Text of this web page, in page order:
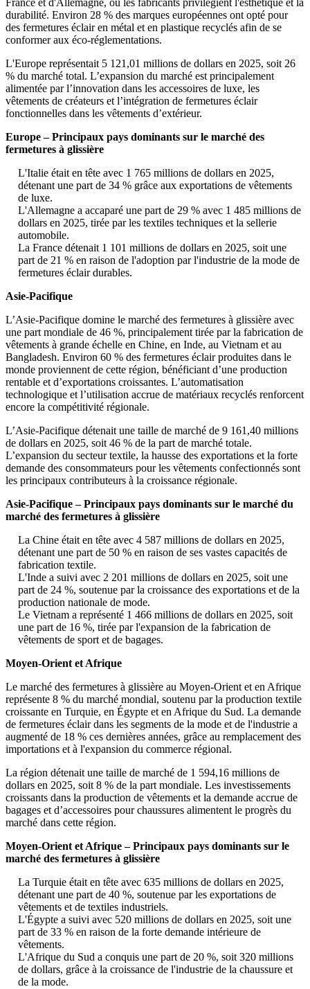
France et d'Allemagne, où les fabricants privilégient l'esthétique et la
durabilité. Environ 28 % des marques européennes ont opté pour
des fermetures éclair en métal et en plastique recyclés afin de se
conformer aux éco-réglementations.
L'Europe représentait 5 121,01 millions de dollars en 2025, soit 26
% du marché total. L’expansion du marché est principalement
alimentée par l’innovation dans les accessoires de luxe, les
vêtements de créateurs et l’intégration de fermetures éclair
fonctionnelles dans les vêtements d’extérieur.
Europe – Principaux pays dominants sur le marché des
fermetures à glissière
L'Italie était en tête avec 1 765 millions de dollars en 2025,
détenant une part de 34 % grâce aux exportations de vêtements
de luxe.
L'Allemagne a accaparé une part de 29 % avec 1 485 millions de
dollars en 2025, tirée par les textiles techniques et la sellerie
automobile.
La France détenait 1 101 millions de dollars en 2025, soit une
part de 21 % en raison de l'adoption par l'industrie de la mode de
fermetures éclair durables.
Asie-Pacifique
L’Asie-Pacifique domine le marché des fermetures à glissière avec
une part mondiale de 46 %, principalement tirée par la fabrication de
vêtements à grande échelle en Chine, en Inde, au Vietnam et au
Bangladesh. Environ 60 % des fermetures éclair produites dans le
monde proviennent de cette région, bénéficiant d’une production
rentable et d’exportations croissantes. L’automatisation
technologique et l’utilisation accrue de matériaux recyclés renforcent
encore la compétitivité régionale.
L’Asie-Pacifique détenait une taille de marché de 9 161,40 millions
de dollars en 2025, soit 46 % de la part de marché totale.
L’expansion du secteur textile, la hausse des exportations et la forte
demande des consommateurs pour les vêtements confectionnés sont
les principaux contributeurs à la croissance régionale.
Asie-Pacifique – Principaux pays dominants sur le marché du
marché des fermetures à glissière
La Chine était en tête avec 4 587 millions de dollars en 2025,
détenant une part de 50 % en raison de ses vastes capacités de
fabrication textile.
L'Inde a suivi avec 2 201 millions de dollars en 2025, soit une
part de 24 %, soutenue par la croissance des exportations et de la
production nationale de mode.
Le Vietnam a représenté 1 466 millions de dollars en 2025, soit
une part de 16 %, tirée par l'expansion de la fabrication de
vêtements de sport et de bagages.
Moyen-Orient et Afrique
Le marché des fermetures à glissière au Moyen-Orient et en Afrique
représente 8 % du marché mondial, soutenu par la production textile
croissante en Turquie, en Égypte et en Afrique du Sud. La demande
de fermetures éclair dans les segments de la mode et de l'industrie a
augmenté de 18 % ces dernières années, grâce au remplacement des
importations et à l'expansion du commerce régional.
La région détenait une taille de marché de 1 594,16 millions de
dollars en 2025, soit 8 % de la part mondiale. Les investissements
croissants dans la production de vêtements et la demande accrue de
bagages et d’accessoires pour chaussures alimentent le progrès du
marché dans cette région.
Moyen-Orient et Afrique – Principaux pays dominants sur le
marché des fermetures à glissière
La Turquie était en tête avec 635 millions de dollars en 2025,
détenant une part de 40 %, soutenue par les exportations de
vêtements et de textiles industriels.
L'Égypte a suivi avec 520 millions de dollars en 2025, soit une
part de 33 % en raison de la forte demande intérieure de
vêtements.
L'Afrique du Sud a conquis une part de 20 %, soit 320 millions
de dollars, grâce à la croissance de l'industrie de la chaussure et
de la mode.